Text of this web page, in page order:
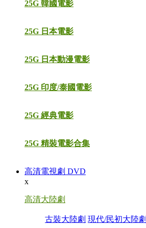
25G 韓國電影
25G 日本電影
25G 日本動漫電影
25G 印度/泰國電影
25G 經典電影
25G 精裝電影合集
高清電視劇 DVD
x
高清大陸劇
古裝大陸劇 現代/民初大陸劇